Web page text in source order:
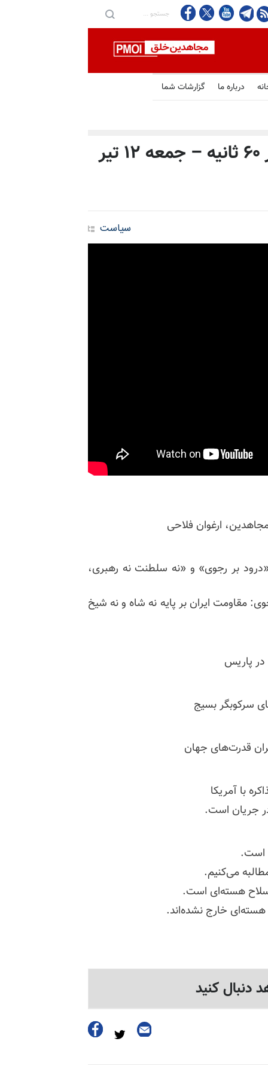
درباره ما گزارشات شما
مهم‌ترین خبرهای ایران و جهان در ۶۰ ثانیه – جمعه ۱۲ تیر
سیاست
ارغوان فلاحی
بر رجوی» و «نه سلطنت نه رهبری،
مقاومت ایران بر پایه نه شاه و نه شیخ
در پاریس
سرکوبگر بسیج
قدرت‌های جهان
جریان است.
است.
می‌کنیم.
سلاح هسته‌‌ای است.
هسته‌‌ای خارج نشده‌اند.
دنبال کنید